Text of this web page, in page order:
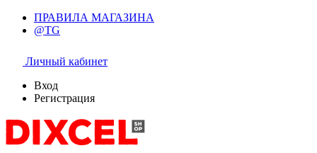
ПРАВИЛА МАГАЗИНА
@TG
Личный кабинет
Вход
Регистрация